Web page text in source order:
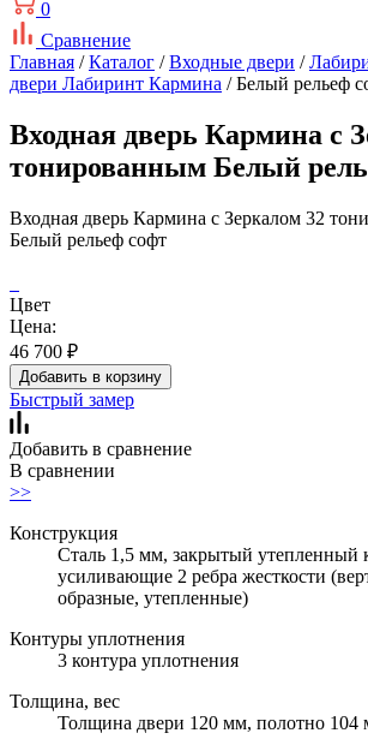
0
Сравнение
Главная /Каталог /Входные двери /
двери Лабиринт Кармина / Белый рельеф
Входная дверь Кармина с
тонированным Белый
Входная дверь Кармина с Зеркалом 32
Белый рельеф софт
Цвет
Цена:
46 700 ₽
Добавить в корзину
Быстрый замер
Добавить в сравнение
В сравнении
>>
Конструкция
Сталь 1,5 мм, закрытый утепленный
усиливающие 2 ребра жесткости
образные, утепленные)
Контуры уплотнения
3 контура уплотнения
Толщина, вес
Толщина двери 120 мм, полотно 104